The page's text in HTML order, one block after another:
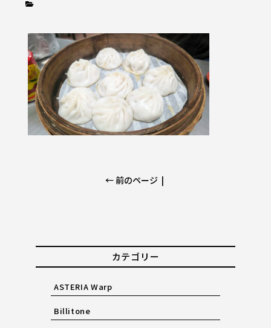
← 前のページ |
カテゴリー
ASTERIA Warp
Billitone